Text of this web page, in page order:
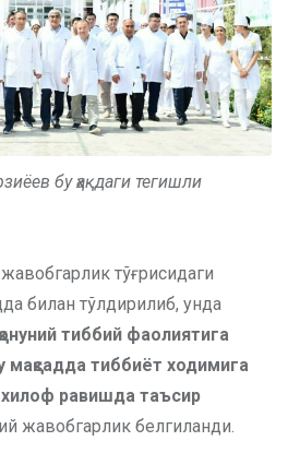
бу ҳақдаги тегишли
тўғрисидаги
билан тўлдирилиб, унда
тиббий фаолиятига
мақсадда тиббиёт ходимига
хилоф равишда таъсир
жавобгарлик белгиланди.